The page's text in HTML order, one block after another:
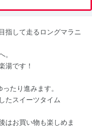
指して走るロングマラニ
。
湯です！
たり進みます。
たスイーツタイム
はお買い物も楽しめま